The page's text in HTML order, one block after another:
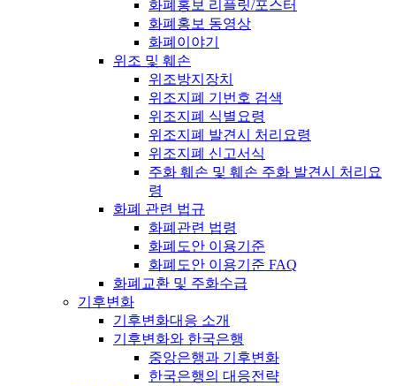
화폐홍보 리플릿/포스터
화폐홍보 동영상
화폐이야기
위조 및 훼손
위조방지장치
위조지폐 기번호 검색
위조지폐 식별요령
위조지폐 발견시 처리요령
위조지폐 신고서식
주화 훼손 및 훼손 주화 발견시 처리요
령
화폐 관련 법규
화폐관련 법령
화폐도안 이용기준
화폐도안 이용기준 FAQ
화폐교환 및 주화수급
기후변화
기후변화대응 소개
기후변화와 한국은행
중앙은행과 기후변화
한국은행의 대응전략